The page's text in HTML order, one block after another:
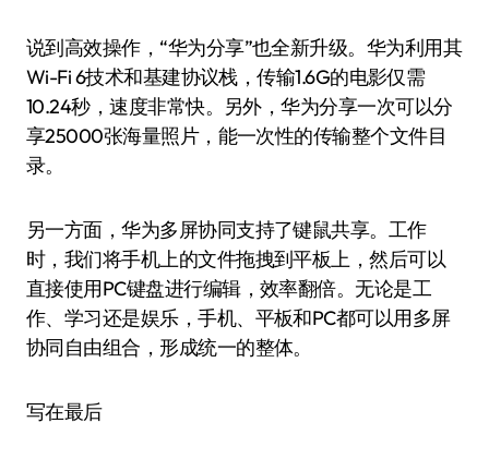
说到高效操作，“华为分享”也全新升级。华为利用其
Wi-Fi 6技术和基建协议栈，传输1.6G的电影仅需
10.24秒，速度非常快。另外，华为分享一次可以分
享25000张海量照片，能一次性的传输整个文件目
录。
另一方面，华为多屏协同支持了键鼠共享。工作
时，我们将手机上的文件拖拽到平板上，然后可以
直接使用PC键盘进行编辑，效率翻倍。无论是工
作、学习还是娱乐，手机、平板和PC都可以用多屏
协同自由组合，形成统一的整体。
写在最后